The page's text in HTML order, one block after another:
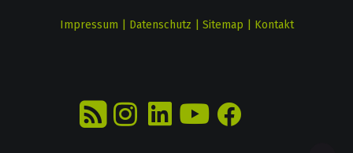
Impressum Datenschutz Sitemap Kontakt